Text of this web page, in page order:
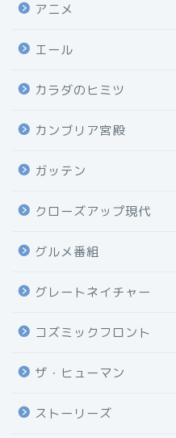
アニメ
エール
カラダのヒミツ
カンブリア宮殿
ガッテン
クローズアップ現代
グルメ番組
グレートネイチャー
コズミックフロント
ザ・ヒューマン
ストーリーズ